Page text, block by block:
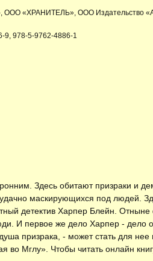
ООО «ХРАНИТЕЛЬ», ООО Издательство
9, 978-5-9762-4886-1
Здесь обитают призраки и
маскирующихся под людей.
детектив Харпер Блейн.
И первое же дело Харпер - дело о
призрака, - может стать для нее
во Мглу» . Чтобы читать онлайн